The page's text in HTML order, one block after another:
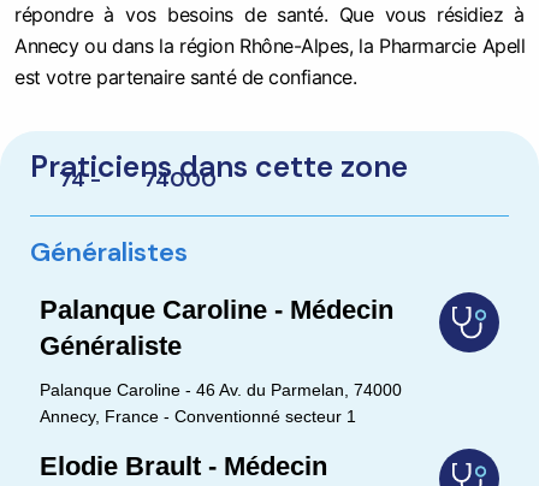
répondre à vos besoins de santé. Que vous résidiez à
Annecy ou dans la région Rhône-Alpes, la Pharmarcie Apell
est votre partenaire santé de confiance.
Praticiens dans cette zone
74 - 74000
Généralistes
Palanque Caroline - Médecin
Généraliste
Palanque Caroline - 46 Av. du Parmelan, 74000
Annecy, France - Conventionné secteur 1
Elodie Brault - Médecin